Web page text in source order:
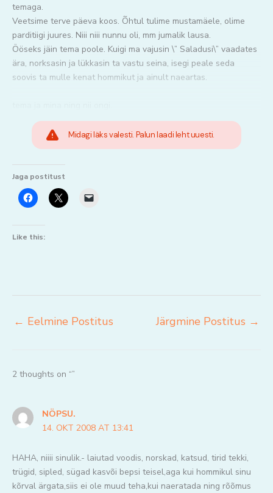
temaga.
Veetsime terve päeva koos. Õhtul tulime mustamäele, olime
parditiigi juures. Niii niii nunnu oli, mm jumalik lausa.
Ööseks jäin tema poole. Kuigi ma vajusin \” Saladusi\” vaadates
ära, norksasin ja lükkasin ta vastu seina, isegi peale seda
soovis ta mulle kenat hommikut ja ainult naeartas.
Midagi läks valesti. Palun laadi leht uuesti.
Jaga postitust
Like this:
← Eelmine Postitus Järgmine Postitus →
2 thoughts on “”
NÖPSU.
14. OKT 2008 AT 13:41
HAHA, niiii sinulik.- laiutad voodis, norskad, katsud, tirid tekki,
trügid, sipled, sügad kasvõi bepsi teisel,aga kui hommikul sinu
kõrval ärgata,siis ei ole muud teha,kui naeratada ning rõõmus